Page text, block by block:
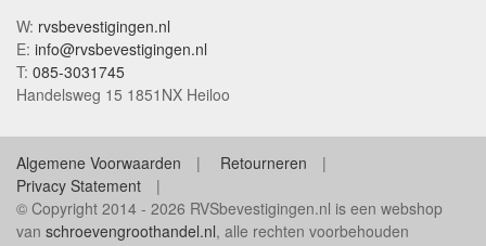
W: rvsbevestigingen.nl
E: info@rvsbevestigingen.nl
T: 085-3031745
Handelsweg 15 1851NX Heiloo
Algemene Voorwaarden
Retourneren
Privacy Statement
© Copyright 2014 - 2026 RVSbevestigingen.nl is een webshop
van schroevengroothandel.nl, alle rechten voorbehouden